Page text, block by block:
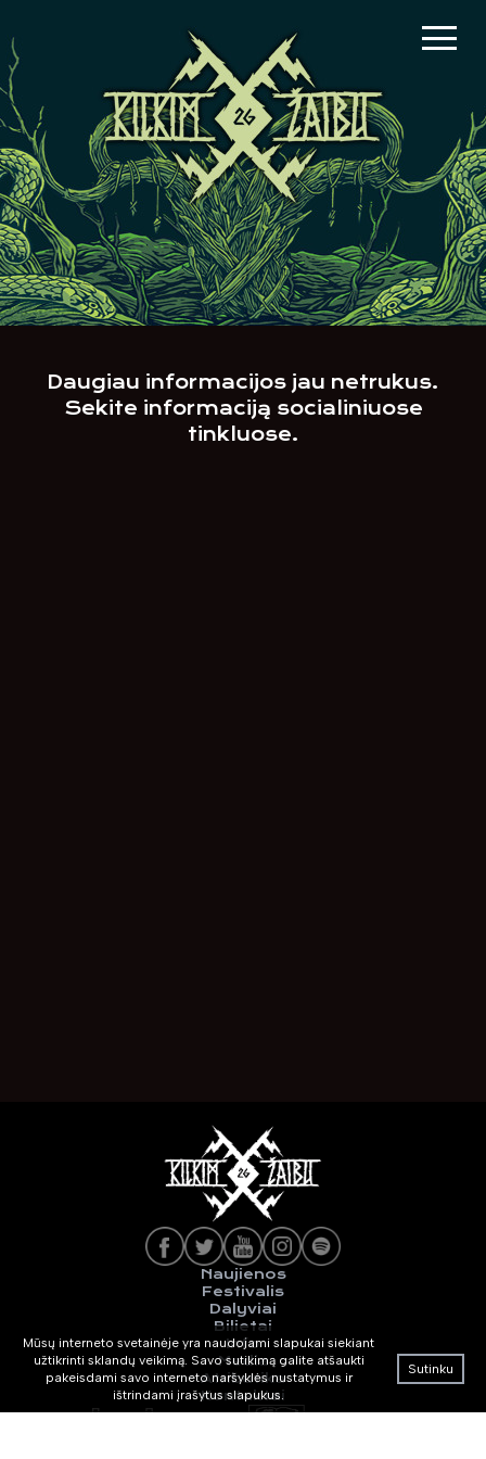
Daugiau informacijos jau netrukus.
Sekite informaciją socialiniuose
tinkluose.
Naujienos
Festivalis
Dalyviai
Bilietai
Info
Media
Atributika
Kontaktai
Mūsų interneto svetainėje yra naudojami slapukai siekiant
užtikrinti sklandų veikimą. Savo sutikimą galite atšaukti
pakeisdami savo interneto naršyklės nustatymus ir
ištrindami įrašytus slapukus.
Sutinku